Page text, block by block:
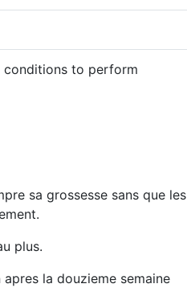
conditions to perform
sa grossesse sans que les
plus.
la douzieme semaine